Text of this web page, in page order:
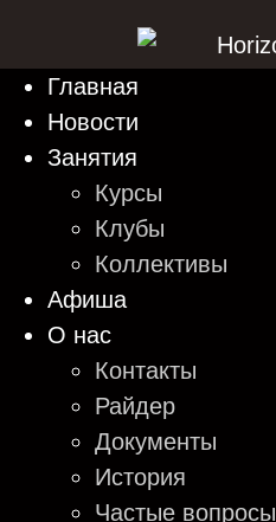
Главная
Новости
Занятия
Курсы
Клубы
Коллективы
Афиша
О нас
Контакты
Райдер
Документы
История
Частые вопросы